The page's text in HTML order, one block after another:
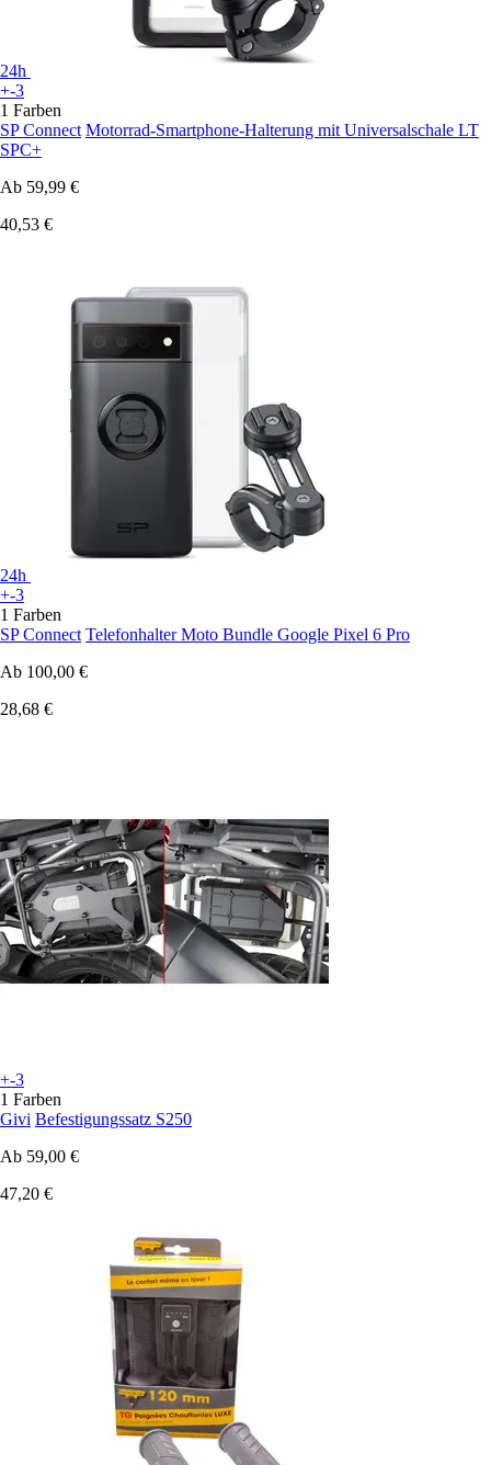
24h
+-3
1 Farben
SP Connect Motorrad-Smartphone-Halterung mit Universalschale LT
SPC+
Ab 59,99 €
40,53 €
24h
+-3
1 Farben
SP Connect Telefonhalter Moto Bundle Google Pixel 6 Pro
Ab 100,00 €
28,68 €
+-3
1 Farben
Givi Befestigungssatz S250
Ab 59,00 €
47,20 €